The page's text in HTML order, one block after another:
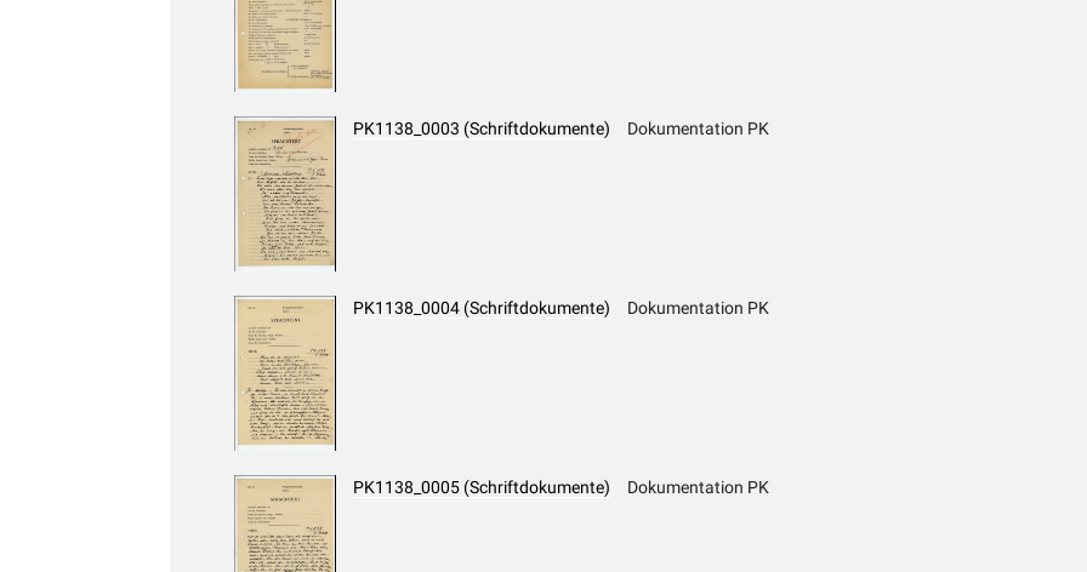
PK1138_0003 (Schriftdokumente) Dokumentation PK
PK1138_0004 (Schriftdokumente) Dokumentation PK
PK1138_0005 (Schriftdokumente) Dokumentation PK